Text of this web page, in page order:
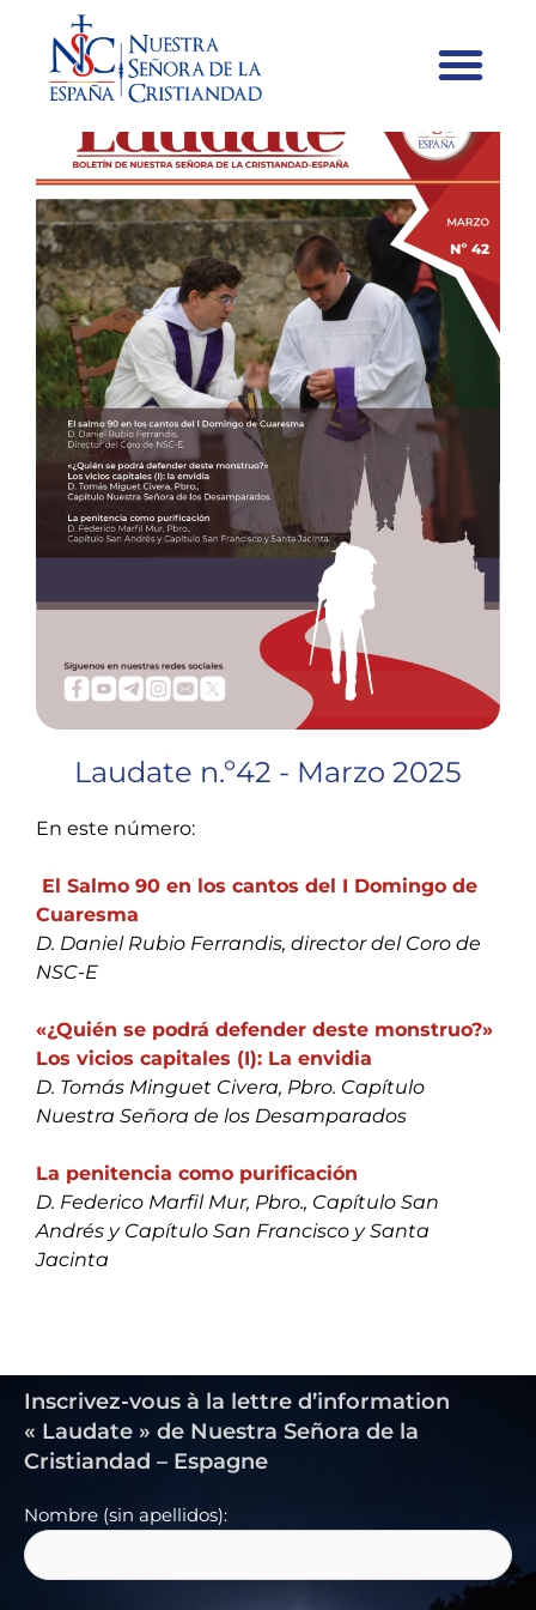
Laudate n.º42 - Marzo 2025
En este número:
El Salmo 90 en los cantos del I Domingo de
Cuaresma
D. Daniel Rubio Ferrandis, director del Coro de
NSC-E
«¿Quién se podrá defender deste monstruo?»
Los vicios capitales (I): La envidia
D. Tomás Minguet Civera, Pbro. Capítulo
Nuestra Señora de los Desamparados
La penitencia como purificación
D. Federico Marfil Mur, Pbro., Capítulo San
Andrés y Capítulo San Francisco y Santa
Jacinta
Inscrivez-vous à la lettre d’information
« Laudate » de Nuestra Señora de la
Cristiandad – Espagne
Nombre (sin apellidos):